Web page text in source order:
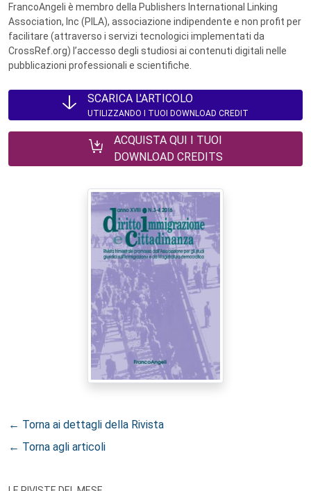
FrancoAngeli è membro della Publishers International Linking
Association, Inc (PILA), associazione indipendente e non profit per
facilitare (attraverso i servizi tecnologici implementati da
CrossRef.org) l’accesso degli studiosi ai contenuti digitali nelle
pubblicazioni professionali e scientifiche.
SCARICA L'ARTICOLO
UTILIZZANDO I TUOI DOWNLOAD CREDIT
ACQUISTA QUI I TUOI
DOWNLOAD CREDITS
← Torna ai dettagli della Rivista
← Torna agli articoli